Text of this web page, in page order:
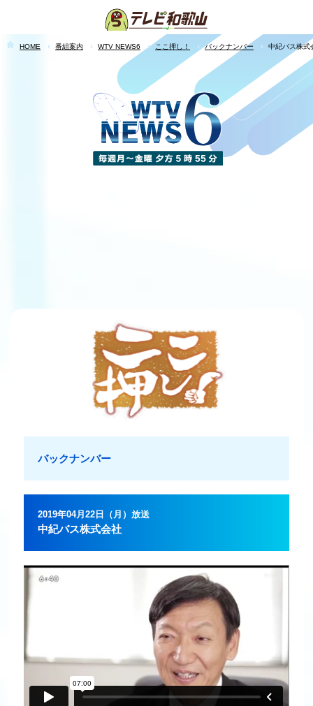
HOME 番組案内 WTV NEWS6 ここ押し！ バックナンバー 中紀バス株式
バックナンバー
2019年04月22日（月）放送
中紀バス株式会社